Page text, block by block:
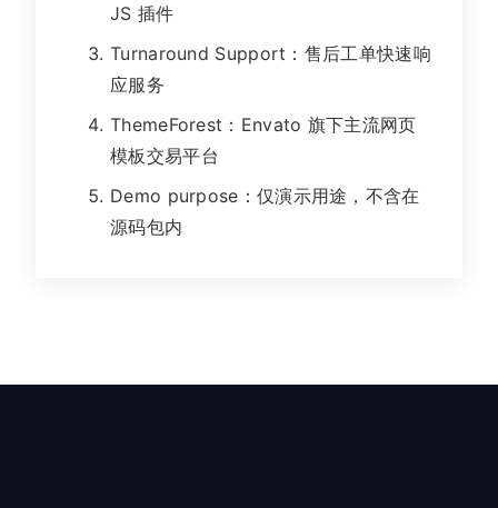
JS 插件
Turnaround Support：售后工单快速响
应服务
ThemeForest：Envato 旗下主流网页
模板交易平台
Demo purpose：仅演示用途，不含在
源码包内